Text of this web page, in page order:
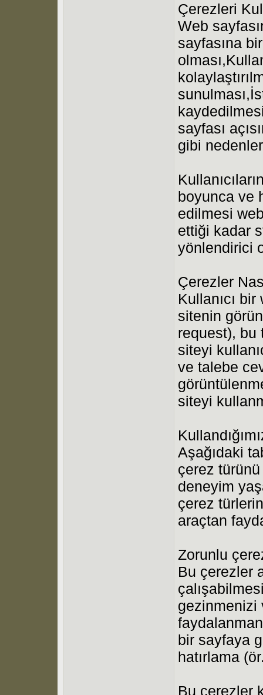
Çerezleri
Web
sayfasına
sayfası
gibi
boyunca ve
edilmesi
ettiği kadar
yönlendirici
Çerezler
Kullanıcı
sitenin
request), bu
siteyi
ve talebe
siteyi
Aşağıdaki
çerez türünü
deneyim
çerez
araçtan
Zorunlu
Bu çerezler
gezinmenizi
bir sayfaya
hatırlama
Bu çerezler